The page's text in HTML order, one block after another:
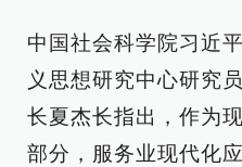
中国社会科学院习近
义思想研究中心研究
长夏杰长指出，作为
部分，服务业现代化